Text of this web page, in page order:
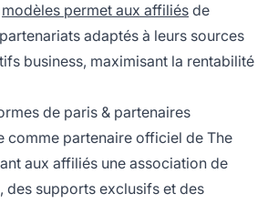
modèles permet aux affiliés de
adaptés à leurs sources
business, maximisant la rentabilité
de paris & partenaires
comme partenaire officiel de The
aux affiliés une association de
des supports exclusifs et des